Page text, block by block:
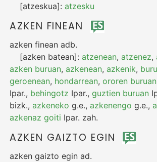
[atzeskua]:atzesku
AZKEN FINEAN
azken finean adb.
[azken batean]:atzenean,atzenez,
azken buruan,azkenean,azkenik,
geroenean, hondarrean,ororen buruan
Ipar., behingotz Ipar.,guztien buruan
bizk.,azkeneko g.e.,azkenengo g.e.,
azkenaz goiti Ipar. zah.
AZKEN GAIZTO EGIN
azken gaizto egin ad.